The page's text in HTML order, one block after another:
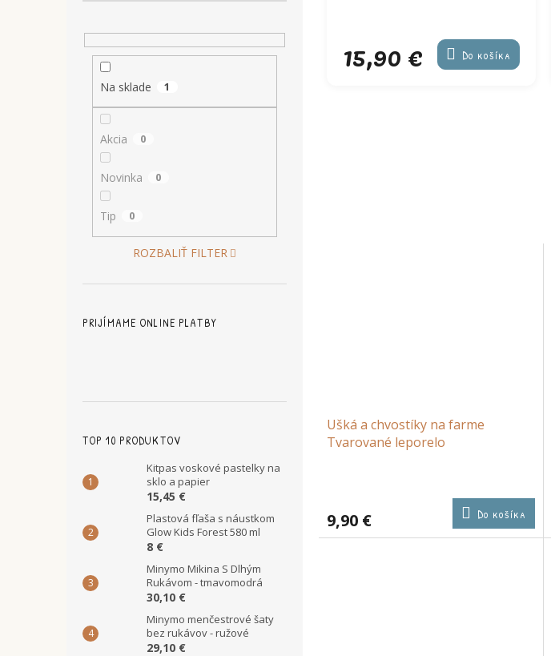
Na sklade 1
Akcia 0
Novinka 0
Tip 0
ROZBALIŤ FILTER
PRIJÍMAME ONLINE PLATBY
TOP 10 PRODUKTOV
Kitpas voskové pastelky na
sklo a papier
15,45 €
Plastová fľaša s náustkom
Glow Kids Forest 580 ml
8 €
Minymo Mikina S Dlhým
Rukávom - tmavomodrá
30,10 €
Minymo menčestrové šaty
bez rukávov - ružové
29,10 €
15,90 € Do košíka
Ušká a chvostíky na farme
Tvarované leporelo
9,90 € Do košíka